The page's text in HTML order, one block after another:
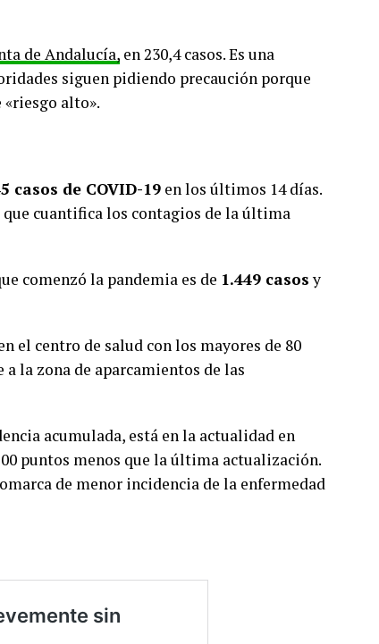
de Andalucía, en 230,4 casos. Es una
siguen pidiendo precaución porque
«riesgo alto».
casos de COVID-19 en los últimos 14 días.
cuantifica los contagios de la última
comenzó la pandemia es de 1.449 casosy
el centro de salud con los mayores de 80
a la zona de aparcamientos de las
acumulada, está en la actualidad en
puntos menos que la última actualización.
de menor incidencia de la enfermedad